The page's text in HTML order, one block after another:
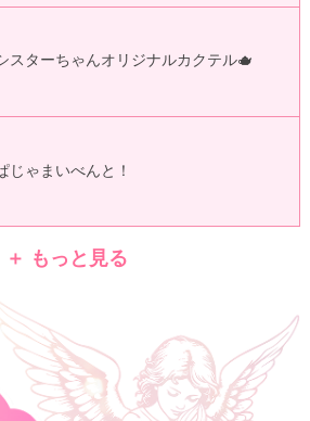
スターちゃんオリジナルカクテル🫖
じゃまいべんと！
＋ もっと見る